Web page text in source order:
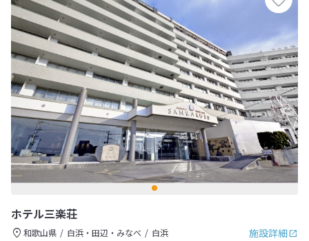
ホテル三楽荘
施設詳細
和歌山県 白浜・田辺・みなべ
白浜